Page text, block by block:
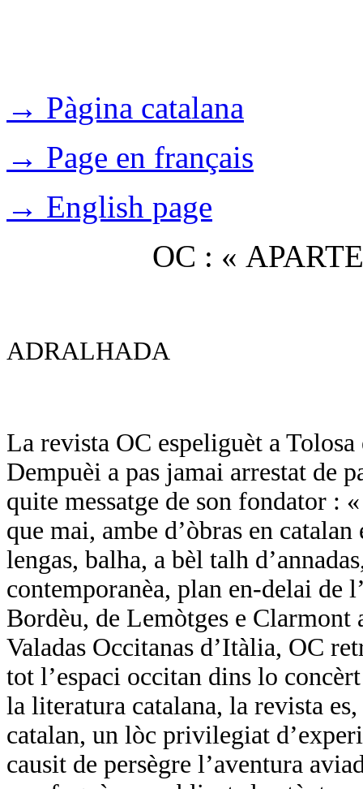
→ Pàgina catalana
→ Page en français
→ English page
OC : «
ADRALHADA
La revista OC espeliguèt a
Dempuèi a pas jamai arrestat de
quite messatge de son fondator :
que mai, ambe d’òbras en
lengas, balha, a bèl talh
contemporanèa, plan en-delai de
Bordèu, de Lemòtges e Clarmont
Valadas Occitanas d’Itàlia, OC
tot l’espaci occitan dins lo
la literatura catalana, la revista
catalan, un lòc privilegiat
causit de persègre l’aventura